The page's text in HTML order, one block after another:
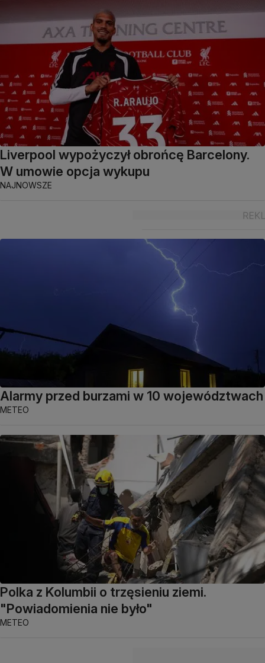
Liverpool wypożyczył obrońcę Barcelony.
W umowie opcja wykupu
NAJNOWSZE
Alarmy przed burzami w 10 województwach
METEO
Polka z Kolumbii o trzęsieniu ziemi.
"Powiadomienia nie było"
METEO